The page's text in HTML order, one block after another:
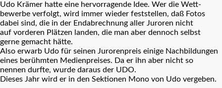
Udo Krämer hatte eine hervorragende Idee. Wer die Wett-
bewerbe verfolgt, wird immer wieder feststellen, daß Fotos
dabei sind, die in der Endabrechnung aller Juroren nicht
auf vorderen Plätzen landen, die man aber dennoch selbst
gerne gemacht hätte.
Also erwarb Udo für seinen Jurorenpreis einige Nachbildungen
eines berühmten Medienpreises. Da er ihn aber nicht so
nennen durfte, wurde daraus der UDO.
Dieses Jahr wird er in den Sektionen Mono von Udo vergeben.